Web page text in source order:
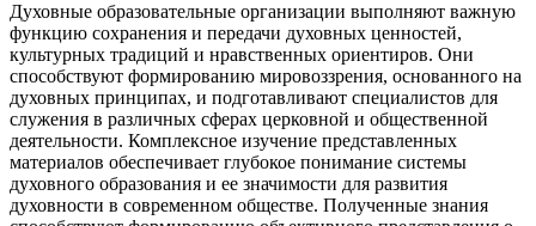
Духовные образовательные организации выполняют важную
функцию сохранения и передачи духовных ценностей,
культурных традиций и нравственных ориентиров. Они
способствуют формированию мировоззрения, основанного на
духовных принципах, и подготавливают специалистов для
служения в различных сферах церковной и общественной
деятельности. Комплексное изучение представленных
материалов обеспечивает глубокое понимание системы
духовного образования и ее значимости для развития
духовности в современном обществе. Полученные знания